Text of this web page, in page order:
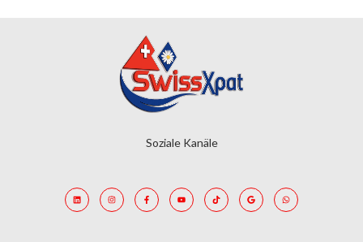
Soziale Kanäle